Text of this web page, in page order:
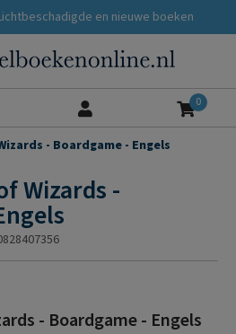
en nieuwe boeken
0
- Boardgame - Engels
Wizards -
- Boardgame - Engels